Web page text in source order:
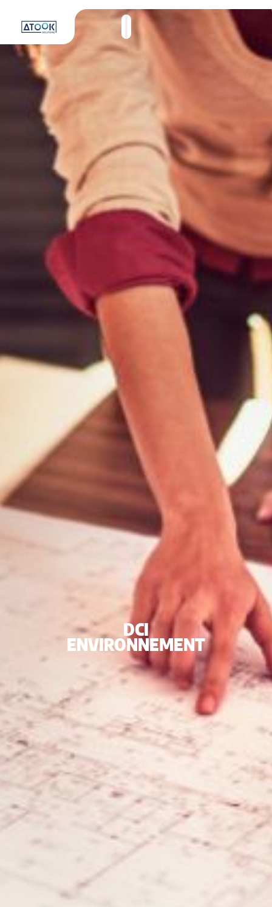
DCI
ENVIRONNEMENT